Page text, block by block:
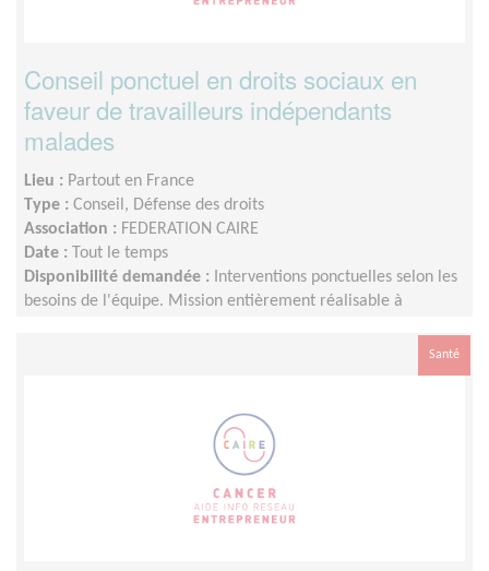
Conseil ponctuel en droits sociaux en
faveur de travailleurs indépendants
malades
Lieu : Partout en France
Type : Conseil, Défense des droits
Association : FEDERATION CAIRE
Date : Tout le temps
Disponibilité demandée : Interventions ponctuelles selon les
besoins de l'équipe. Mission entièrement réalisable à
Santé